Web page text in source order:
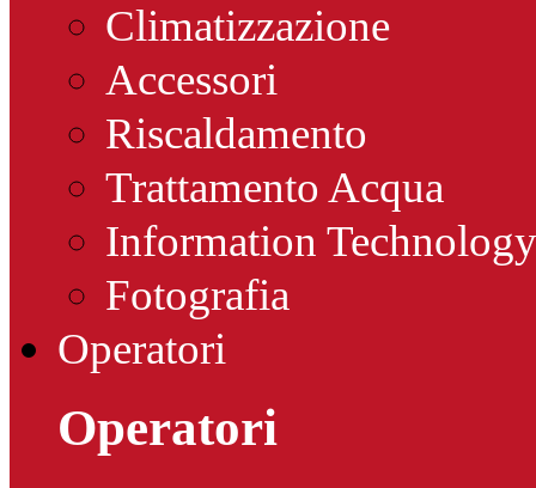
Climatizzazione
Accessori
Riscaldamento
Trattamento Acqua
Information Technology
Fotografia
Operatori
Operatori